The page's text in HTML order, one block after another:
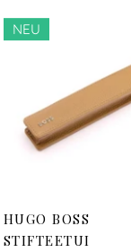
NEU
HUGO BOSS
STIFTEETUI